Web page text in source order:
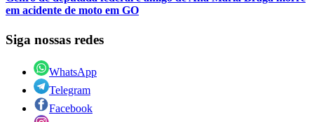
em acidente de moto em GO
Siga nossas redes
WhatsApp
Telegram
Facebook